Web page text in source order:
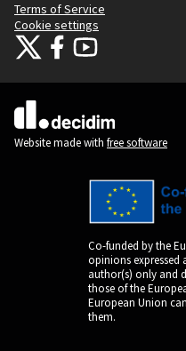
Terms of Service
Cookie settings
Citizens Participation Portal at X
Citizens Participation
Citizens Participation
(External link)
Website made with free software
Co-funded by the
opinions expressed
author(s) only and
those of the
European Union
them.